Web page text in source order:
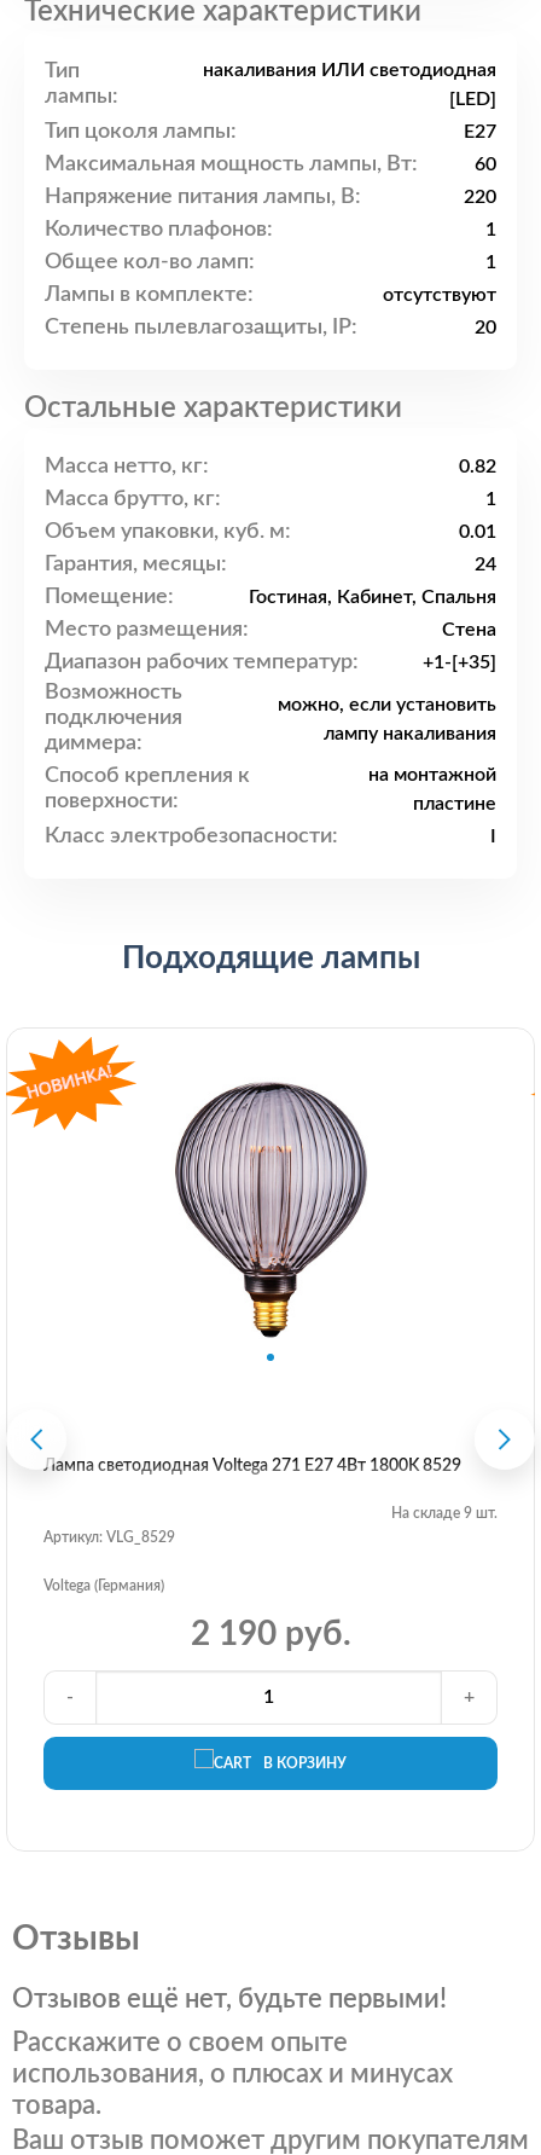
Технические характеристики
Тип
лампы:
накаливания ИЛИ светодиодная
[LED]
Тип цоколя лампы: E27
Максимальная мощность лампы, Вт: 60
Напряжение питания лампы, В: 220
Количество плафонов: 1
Общее кол-во ламп: 1
Лампы в комплекте: отсутствуют
Степень пылевлагозащиты, IP: 20
Остальные характеристики
Масса нетто, кг: 0.82
Масса брутто, кг: 1
Объем упаковки, куб. м: 0.01
Гарантия, месяцы: 24
Помещение: Гостиная, Кабинет, Спальня
Место размещения: Стена
Диапазон рабочих температур: +1-[+35]
Возможность
подключения
диммера:
можно, если установить
лампу накаливания
Способ крепления к
поверхности:
на монтажной
пластине
Класс электробезопасности:
Подходящие лампы
Лампа светодиодная Voltega 271 E27 4Вт 1800K 8529
На складе 9 шт.
Артикул: VLG_8529
Voltega (Германия)
2 190 руб.
В КОРЗИНУ
- +
Отзывы
Отзывов ещё нет, будьте первыми!
Расскажите о своем опыте
использования, о плюсах и минусах
товара.
Ваш отзыв поможет другим покупателям